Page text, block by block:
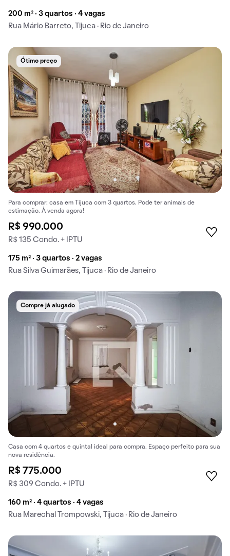
200 m² · 3 quartos · 4 vagas
Rua Mário Barreto, Tijuca · Rio de Janeiro
Ótimo preço
Para comprar: casa em Tijuca com 3 quartos. Pode ter animais de
estimação. À venda agora!
R$ 990.000
R$ 135 Condo. + IPTU
175 m² · 3 quartos · 2 vagas
Rua Silva Guimarães, Tijuca · Rio de Janeiro
Compre já alugado
Casa com 4 quartos e quintal ideal para compra. Espaço perfeito para sua
nova residência.
R$ 775.000
R$ 309 Condo. + IPTU
160 m² · 4 quartos · 4 vagas
Rua Marechal Trompowski, Tijuca · Rio de Janeiro